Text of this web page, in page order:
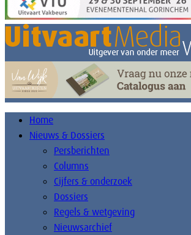
Home
Nieuws & Dossiers
Persberichten
Columns
Cijfers & onderzoek
Dossiers
Regels & wetgeving
Nieuwsarchief